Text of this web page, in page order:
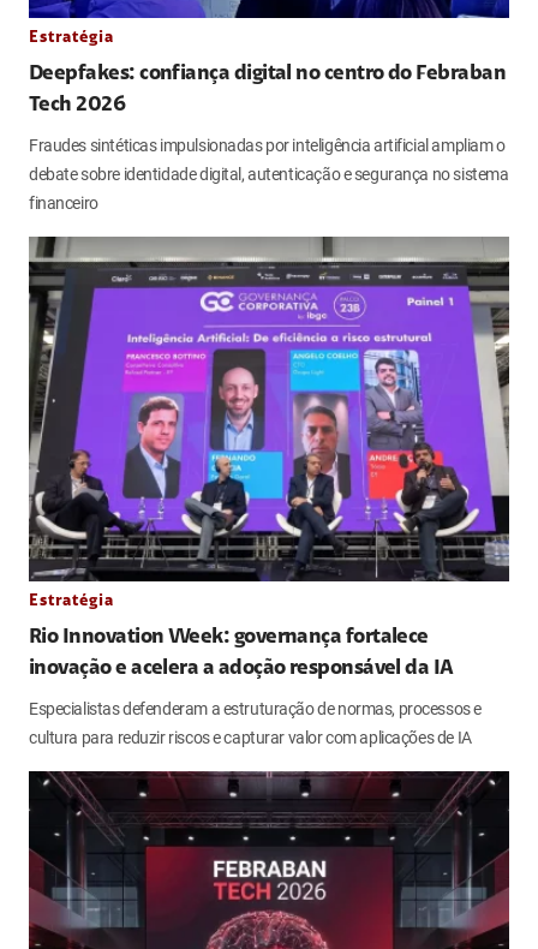
Estratégia
Deepfakes: confiança digital no centro do Febraban
Tech 2026
Fraudes sintéticas impulsionadas por inteligência artificial ampliam o
debate sobre identidade digital, autenticação e segurança no sistema
financeiro
Estratégia
Rio Innovation Week: governança fortalece
inovação e acelera a adoção responsável da IA
Especialistas defenderam a estruturação de normas, processos e
cultura para reduzir riscos e capturar valor com aplicações de IA